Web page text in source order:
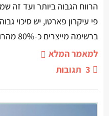
הרווח הגבוה ביותר ועד זה
פי עיקרון פארטו, יש סיכוי
ברשימה מייצרים כ-80% מהרווח של החברה.
למאמר המלא
3 תגובות